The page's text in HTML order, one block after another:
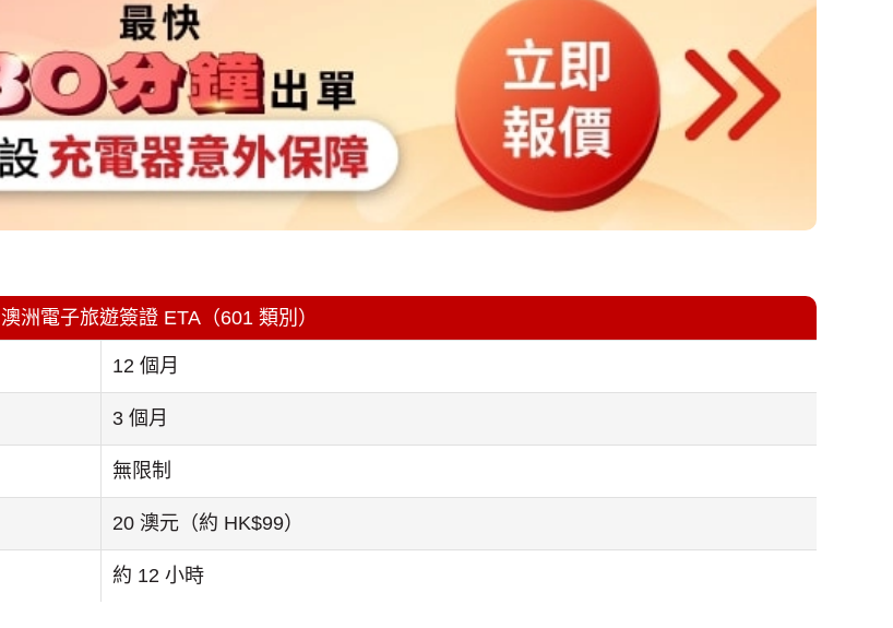
澳洲電子旅遊簽證 ETA（601 類別）
12 個月
3 個月
無限制
20 澳元（約 HK$99）
約 12 小時